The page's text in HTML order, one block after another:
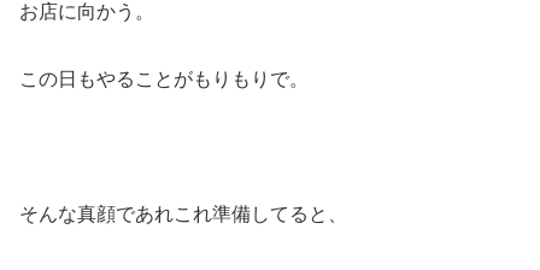
お店に向かう。
この日もやることがもりもりで。
そんな真顔であれこれ準備してると、